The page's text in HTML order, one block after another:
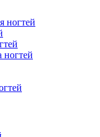
ногтей
ногтей